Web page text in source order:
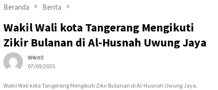
Beranda Berita
Wakil Wali kota Tangerang Mengikuti
Zikir Bulanan di Al-Husnah Uwung Jaya
W4nt0
07/09/2025
Wakil Wali kota Tangerang Mengikuti Zikir Bulanan di Al-Husnah Uwung Jaya.